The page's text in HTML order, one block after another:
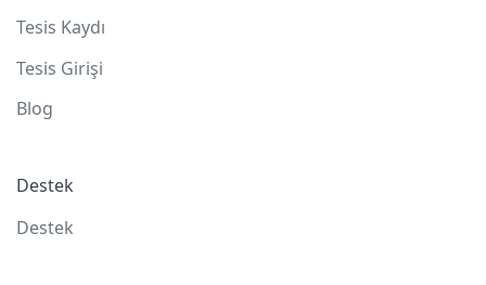
Tesis Kaydı
Tesis Girişi
Blog
Destek
Destek